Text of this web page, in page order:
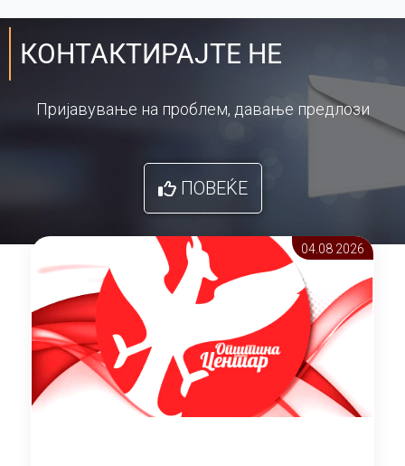
КОНТАКТИРАЈТЕ НЕ
Пријавување на проблем, давање предлози
ПОВЕЌЕ
04.08 2026